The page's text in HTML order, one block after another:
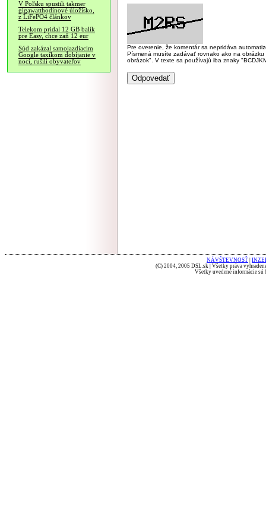
V Poľsku spustili takmer
gigawatthodinové úložisko,
z LiFePO4 článkov
Telekom pridal 12 GB balík
pre Easy, chce zaň 12 eur
Súd zakázal samojazdiacim
Google taxíkom dobíjanie v
noci, rušili obyvateľov
Pre overenie, že komentár sa nepridáva
Písmená musíte zadávať rovnako ako na
obrázok". V texte sa používajú iba znaky
NÁVŠTEVNOSŤ
(C) 2004, 2005 DSL.sk | Všetky práva
Všetky uvedené informácie sú